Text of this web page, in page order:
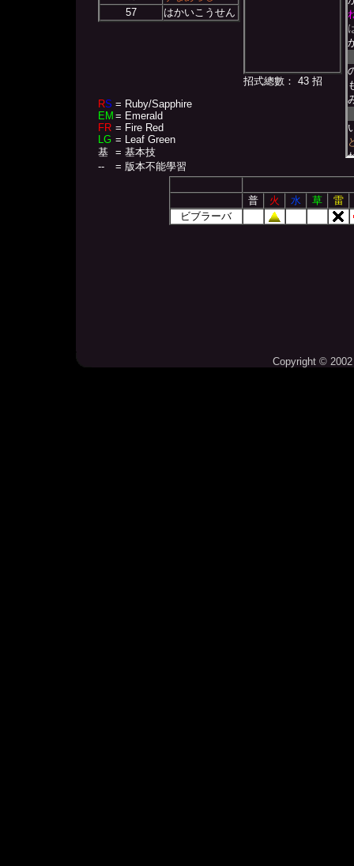
57
はかいこうせん
RS = Ruby/Sapphire
EM = Emerald
FR = Fire Red
LG = Leaf Green
基
= 基本技
--
= 版本不能學習
招式總數： 43 招
普 火 水 草
雷
ビブラーバ
Copyright ©